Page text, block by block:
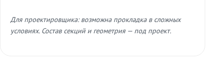
Для проектировщика: возможна прокладка в сложных
условиях. Состав секций и геометрия — под проект.